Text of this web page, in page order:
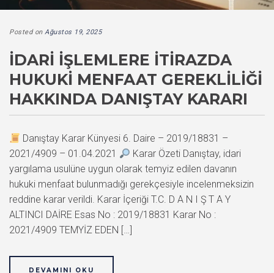
Posted on Ağustos 19, 2025
İDARI İŞLEMLERE İTIRAZDA
HUKUKI MENFAAT GEREKLILIĞI
HAKKINDA DANIŞTAY KARARI
Danıştay Karar Künyesi 6. Daire – 2019/18831 –
2021/4909 – 01.04.2021
Karar Özeti Danıştay, idari
yargılama usulüne uygun olarak temyiz edilen davanın
hukuki menfaat bulunmadığı gerekçesiyle incelenmeksizin
reddine karar verildi. Karar İçeriği T.C. D A N I Ş T A Y
ALTINCI DAİRE Esas No : 2019/18831 Karar No :
2021/4909 TEMYİZ EDEN […]
DEVAMINI OKU